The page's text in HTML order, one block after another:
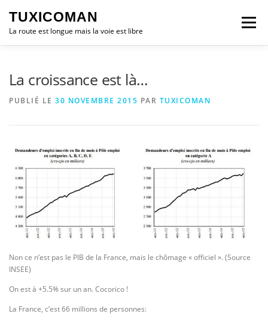
contenu
TUXICOMAN
La route est longue mais la voie est libre
Menu
La croissance est là…
PUBLIÉ LE 30 NOVEMBRE 2015 PAR TUXICOMAN
Non ce n’est pas le PIB de la France, mais le chômage « officiel ». (Source
INSEE)
On est à +5.5% sur un an. Cocorico !
La France, c’est 66 millions de personnes: